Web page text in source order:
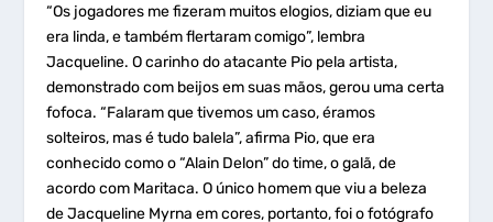
“Os jogadores me fizeram muitos elogios, diziam que eu
era linda, e também flertaram comigo”, lembra
Jacqueline. O carinho do atacante Pio pela artista,
demonstrado com beijos em suas mãos, gerou uma certa
fofoca. “Falaram que tivemos um caso, éramos
solteiros, mas é tudo balela”, afirma Pio, que era
conhecido como o “Alain Delon” do time, o galã, de
acordo com Maritaca. O único homem que viu a beleza
de Jacqueline Myrna em cores, portanto, foi o fotógrafo